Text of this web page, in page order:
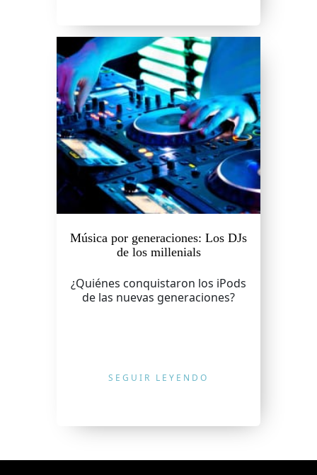
Música por generaciones: Los DJs
de los millenials
¿Quiénes conquistaron los iPods
de las nuevas generaciones?
SEGUIR LEYENDO